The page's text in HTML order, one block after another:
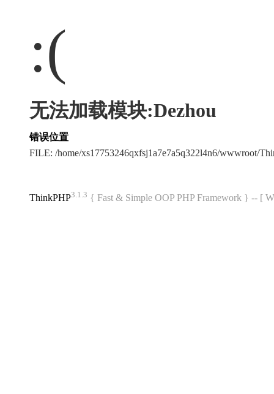
:(
无法加载模块:Dezhou
错误位置
FILE: /home/xs17753246qxfsj1a7e7a5q322l4n6/wwwroot/
ThinkPHP3.1.3 { Fast & Simple OOP PHP Framework } -- [